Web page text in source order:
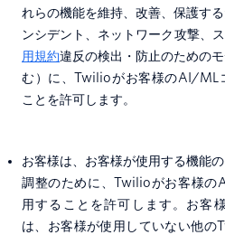
れらの機能を維持、改善、保護す
ンシデント、ネットワーク攻撃、
用規約違反の検出・防止のための
む）に、Twilioがお客様のAI/ML
ことを許可します。
お客様は、お客様が使用する機能
調整のために、Twilioがお客様の
用することを許可します。お客
は、お客様が使用していない他